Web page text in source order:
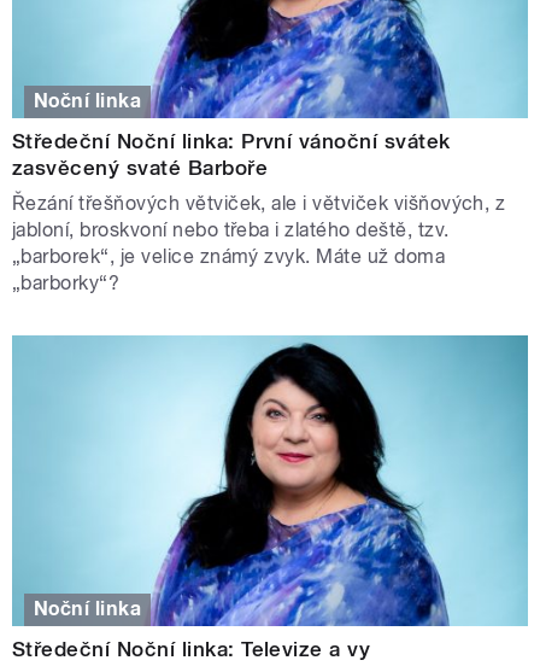
Noční linka
Středeční Noční linka: První vánoční svátek
zasvěcený svaté Barboře
Řezání třešňových větviček, ale i větviček višňových, z
jabloní, broskvoní nebo třeba i zlatého deště, tzv.
„barborek“, je velice známý zvyk. Máte už doma
„barborky“?
Noční linka
Středeční Noční linka: Televize a vy